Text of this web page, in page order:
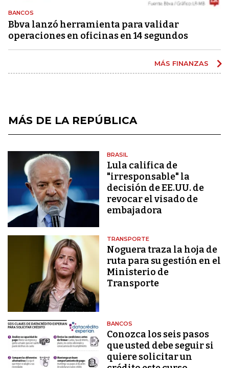
BANCOS
Bbva lanzó herramienta para validar
operaciones en oficinas en 14 segundos
MÁS FINANZAS
MÁS DE LA REPÚBLICA
BRASIL
Lula califica de
"irresponsable" la
decisión de EE.UU. de
revocar el visado de
embajadora
TRANSPORTE
Noguera traza la hoja de
ruta para su gestión en el
Ministerio de
Transporte
BANCOS
Conozca los seis pasos
que usted debe seguir si
quiere solicitar un